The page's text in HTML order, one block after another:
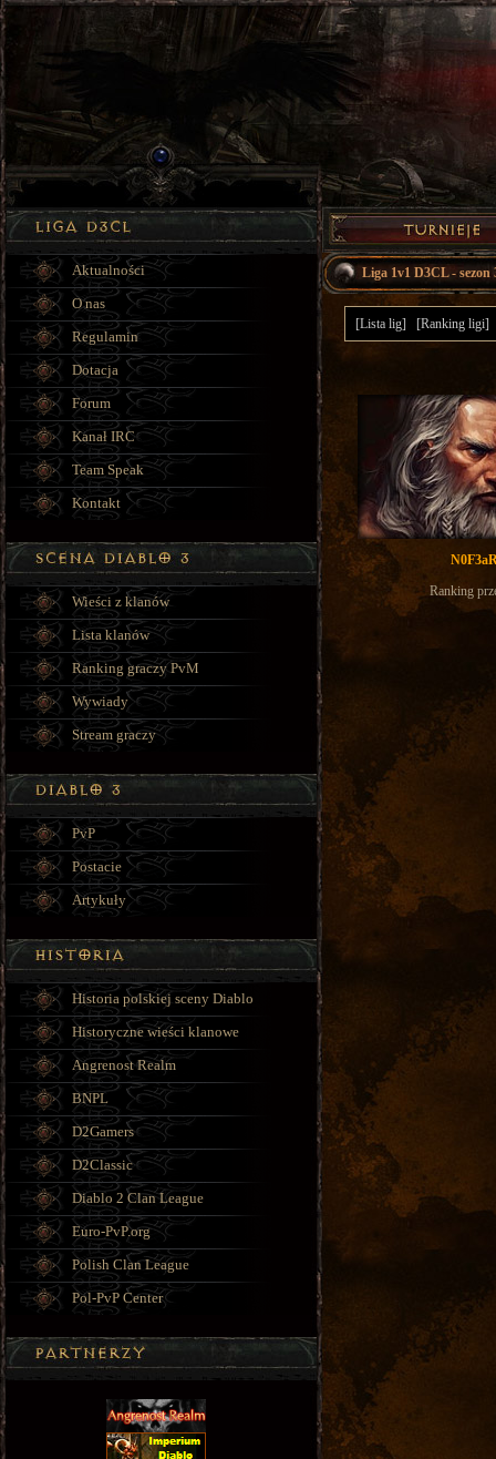
Liga 1v1 D3CL - sezon
[Lista lig] [Ranking ligi]
Ranking
Aktualności
O nas
Regulamin
Dotacja
Forum
Kanał IRC
Team Speak
Kontakt
Wieści z klanów
Lista klanów
Ranking graczy PvM
Wywiady
Stream graczy
PvP
Postacie
Artykuły
Historia polskiej sceny Diablo
Historyczne wieści klanowe
Angrenost Realm
BNPL
D2Gamers
D2Classic
Diablo 2 Clan League
Euro-PvP.org
Polish Clan League
Pol-PvP Center